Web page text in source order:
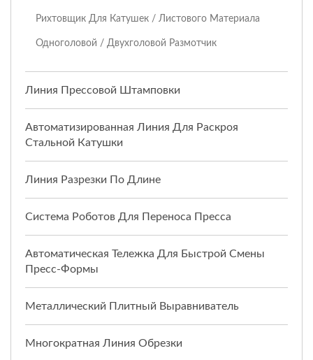
Рихтовщик Для Катушек / Листового Материала
Одноголовой / Двухголовой Размотчик
Линия Прессовой Штамповки
Автоматизированная Линия Для Раскроя
Стальной Катушки
Линия Разрезки По Длине
Система Роботов Для Переноса Пресса
Автоматическая Тележка Для Быстрой Смены
Пресс-Формы
Металлический Плитный Выравниватель
Многократная Линия Обрезки